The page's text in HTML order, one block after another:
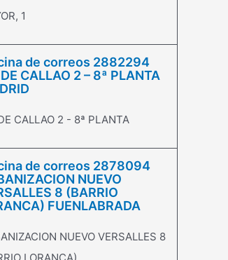
1
de correos 2882294
CALLAO 2 – 8ª PLANTA
CALLAO 2 - 8ª PLANTA
de correos 2878094
NUEVO
8 (BARRIO
FUENLABRADA
NUEVO VERSALLES 8